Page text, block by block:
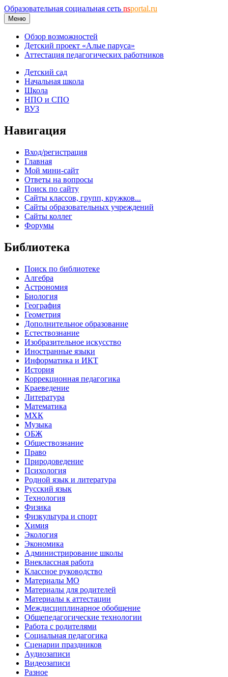
Образовательная социальная сеть nsportal.ru
Меню
Обзор возможностей
Детский проект «Алые паруса»
Аттестация педагогических работников
Детский сад
Начальная школа
Школа
НПО и СПО
ВУЗ
Навигация
Вход/регистрация
Главная
Мой мини-сайт
Ответы на вопросы
Поиск по сайту
Сайты классов, групп, кружков...
Сайты образовательных учреждений
Сайты коллег
Форумы
Библиотека
Поиск по библиотеке
Алгебра
Астрономия
Биология
География
Геометрия
Дополнительное образование
Естествознание
Изобразительное искусство
Иностранные языки
Информатика и ИКТ
История
Коррекционная педагогика
Краеведение
Литература
Математика
МХК
Музыка
ОБЖ
Обществознание
Право
Природоведение
Психология
Родной язык и литература
Русский язык
Технология
Физика
Физкультура и спорт
Химия
Экология
Экономика
Администрирование школы
Внеклассная работа
Классное руководство
Материалы МО
Материалы для родителей
Материалы к аттестации
Междисциплинарное обобщение
Общепедагогические технологии
Работа с родителями
Социальная педагогика
Сценарии праздников
Аудиозаписи
Видеозаписи
Разное